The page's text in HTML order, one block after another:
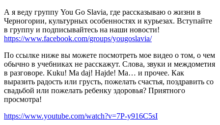
А я веду группу You Go Slavia, где рассказываю о жизни в
Черногории, культурных особенностях и курьезах. Вступайте
в группу и подписывайтесь на наши новости!
https://www.facebook.com/groups/yougoslavia/
По ссылке ниже вы можете посмотреть мое видео о том, о чем
обычно в учебниках не расскажут. Слова, звуки и междометия
в разговоре. Kuku! Ma daj! Hajde! Ma… и прочее. Как
выразить радость или грусть, пожелать счастья, поздравить со
свадьбой или пожелать ребенку здоровья? Приятного
просмотра!
https://www.youtube.com/watch?v=7P-y916C5sI